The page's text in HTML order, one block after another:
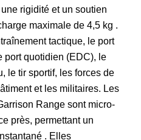
rigidité et un soutien
maximale de 4,5 kg .
tactique, le port
port quotidien (EDC), le
le tir sportif, les forces de
et les militaires. Les
Range sont micro-
près, permettant un
. Elles